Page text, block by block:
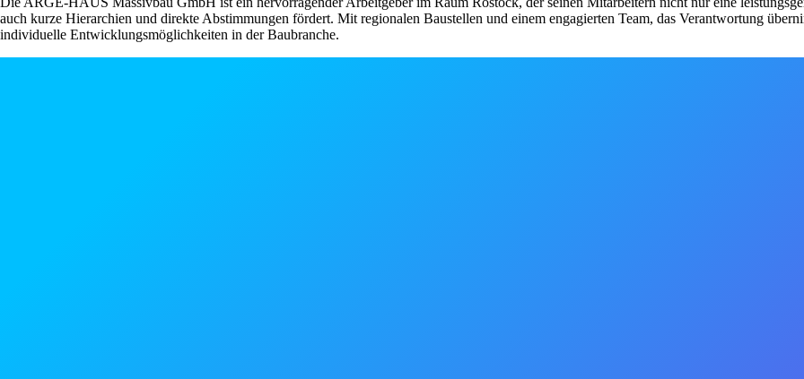
auch kurze Hierarchien und direkte Abstimmungen fördert. Mit regionalen Baustellen und einem engagierten Team, das Verantwortung
individuelle Entwicklungsmöglichkeiten in der Baubranche.